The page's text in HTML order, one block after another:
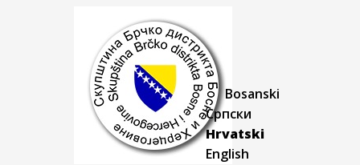
Bosanski
Српски
Hrvatski
English